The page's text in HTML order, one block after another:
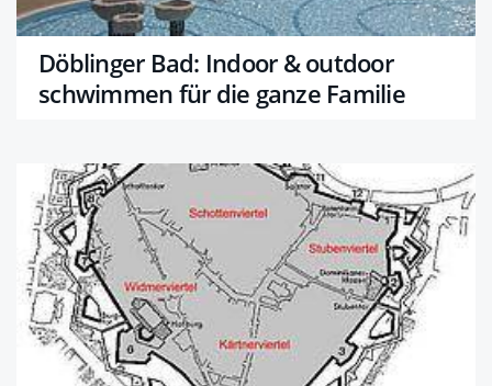
Döblinger Bad: Indoor & outdoor
schwimmen für die ganze Familie